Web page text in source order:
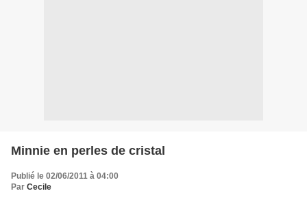
Minnie en perles de cristal
Publié le 02/06/2011 à 04:00
Par Cecile